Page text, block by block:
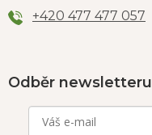
+420 477 477 057
Odběr newsletteru